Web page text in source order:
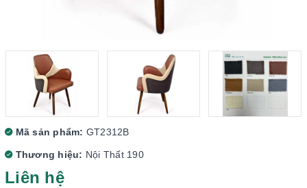
Mã sản phẩm: GT2312B
Thương hiệu: Nội Thất 190
Liên hệ